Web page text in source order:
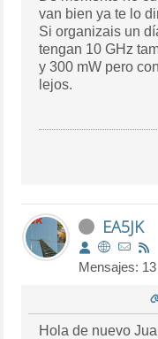
van bien ya te lo
Si organizais un
tengan 10 GHz
y 300 mW pero
lejos.
EA5JK
Mensajes: 13
Hola de nuevo